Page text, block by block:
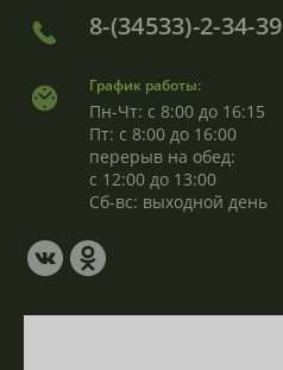
8-(34533)-2-34-39
График работы:
Пн-Чт: с 8:00 до 16:15
Пт: с 8:00 до 16:00
перерыв на обед:
с 12:00 до 13:00
Сб-вс: выходной день